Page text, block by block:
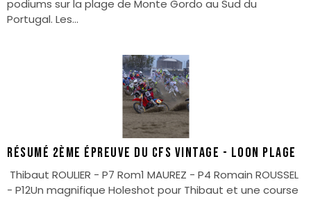
podiums sur la plage de Monte Gordo au Sud du
Portugal. Les...
Résumé 2ème épreuve du CFS Vintage - Loon Plage⁣ ⁣
Thibaut ROULIER - P7 Rom1 MAUREZ - P4 Romain ROUSSEL
- P12⁣⁣Un magnifique Holeshot pour Thibaut et une course